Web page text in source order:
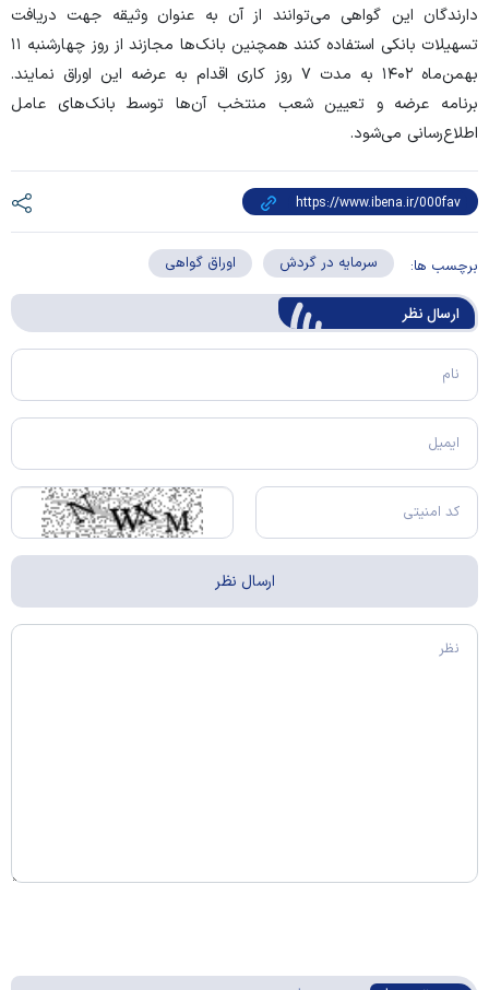
دارندگان این گواهی می‌توانند از آن به عنوان وثیقه جهت دریافت
تسهیلات بانکی استفاده کنند همچنین بانک‌ها مجازند از روز چهارشنبه ۱۱
بهمن‌ماه ۱۴۰۲ به مدت ۷ روز کاری اقدام به عرضه این اوراق نمایند.
برنامه عرضه و تعیین شعب منتخب آن‌ها توسط بانک‌های عامل
اطلاع‌رسانی می‌شود.
برچسب ها: سرمایه در گردش اوراق گواهی
ارسال‌ نظر